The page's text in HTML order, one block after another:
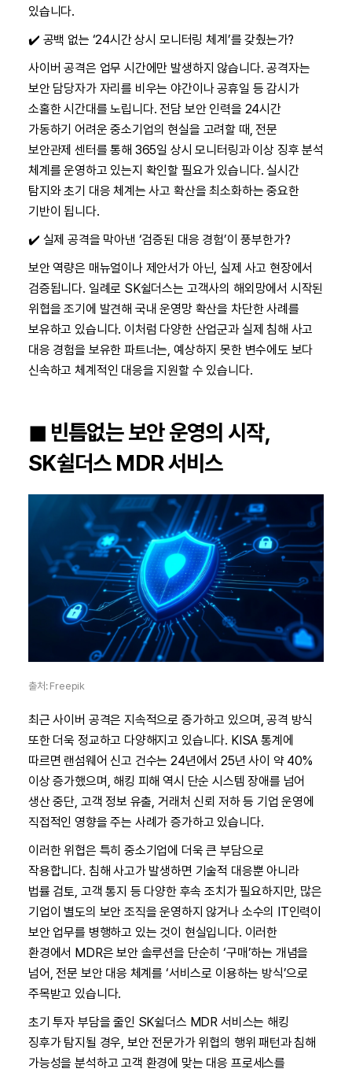
있습니다.
✔️ 공백 없는 ‘24시간 상시 모니터링 체계’를 갖췄는가?
사이버 공격은 업무 시간에만 발생하지 않습니다. 공격자는
보안 담당자가 자리를 비우는 야간이나 공휴일 등 감시가
소홀한 시간대를 노립니다. 전담 보안 인력을 24시간
가동하기 어려운 중소기업의 현실을 고려할 때, 전문
보안관제 센터를 통해 365일 상시 모니터링과 이상 징후 분석
체계를 운영하고 있는지 확인할 필요가 있습니다. 실시간
탐지와 초기 대응 체계는 사고 확산을 최소화하는 중요한
기반이 됩니다.
✔️ 실제 공격을 막아낸 ‘검증된 대응 경험’이 풍부한가?
보안 역량은 매뉴얼이나 제안서가 아닌, 실제 사고 현장에서
검증됩니다. 일례로 SK쉴더스는 고객사의 해외망에서 시작된
위협을 조기에 발견해 국내 운영망 확산을 차단한 사례를
보유하고 있습니다. 이처럼 다양한 산업군과 실제 침해 사고
대응 경험을 보유한 파트너는, 예상하지 못한 변수에도 보다
신속하고 체계적인 대응을 지원할 수 있습니다.
◼︎ 빈틈없는 보안 운영의 시작,
SK쉴더스 MDR 서비스
출처: Freepik
최근 사이버 공격은 지속적으로 증가하고 있으며, 공격 방식
또한 더욱 정교하고 다양해지고 있습니다. KISA 통계에
따르면 랜섬웨어 신고 건수는 24년에서 25년 사이 약 40%
이상 증가했으며, 해킹 피해 역시 단순 시스템 장애를 넘어
생산 중단, 고객 정보 유출, 거래처 신뢰 저하 등 기업 운영에
직접적인 영향을 주는 사례가 증가하고 있습니다.
이러한 위협은 특히 중소기업에 더욱 큰 부담으로
작용합니다. 침해 사고가 발생하면 기술적 대응뿐 아니라
법률 검토, 고객 통지 등 다양한 후속 조치가 필요하지만, 많은
기업이 별도의 보안 조직을 운영하지 않거나 소수의 IT인력이
보안 업무를 병행하고 있는 것이 현실입니다. 이러한
환경에서 MDR은 보안 솔루션을 단순히 ‘구매’하는 개념을
넘어, 전문 보안 대응 체계를 ‘서비스로 이용하는 방식’으로
주목받고 있습니다.
초기 투자 부담을 줄인 SK쉴더스 MDR 서비스는 해킹
징후가 탐지될 경우, 보안 전문가가 위협의 행위 패턴과 침해
가능성을 분석하고 고객 환경에 맞는 대응 프로세스를